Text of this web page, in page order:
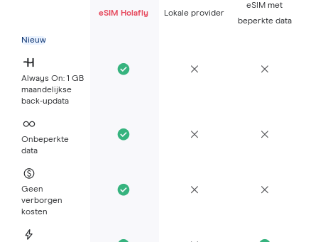
eSIM Holafly Lokale provider
eSIM met
beperkte data
Nieuw
Always On: 1 GB
maandelijkse
back-updata
Onbeperkte
data
Geen
verborgen
kosten